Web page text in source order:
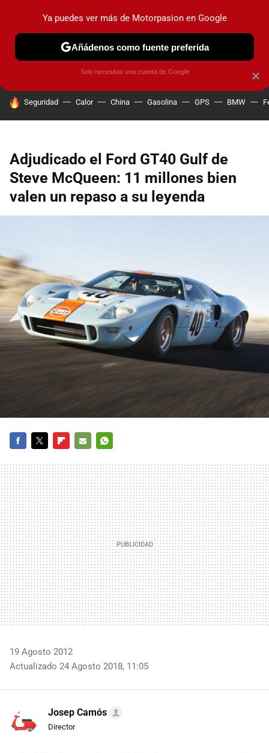
PRUEBAS COCHES ELÉCTRICOS OBSERVATORIO
HOY SE HABLA DE
Seguridad Calor China Gasolina GPS BMW
Adjudicado el Ford GT40 Gulf de
Steve McQueen: 11 millones bien
valen un repaso a su leyenda
MAIL
19 Agosto 2012
Actualizado 24 Agosto 2018, 11:05
Josep Camós
Director
×
Ya puedes ver más de Motorpasion en Google
Añádenos como fuente preferida
Solo necesitas una cuenta de Google